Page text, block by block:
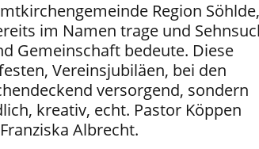
Region Söhlde,
im Namen trage und
Gemeinschaft bedeute. Diese
Vereinsjubiläen, bei den
versorgend, sondern
kreativ, echt. Pastor Köppen
Albrecht.